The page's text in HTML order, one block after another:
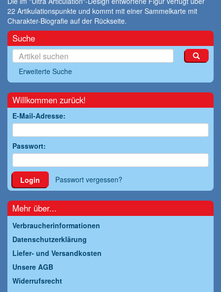
22 Artikulationspunkte und kommt mit einer Sammelkarte mit
Charakter-Biografie auf der Rückseite.
Suche
Erweiterte Suche
Willkommen zurück!
E-Mail-Adresse:
Passwort:
Login Passwort vergessen?
Mehr über...
Verbraucherinformationen
Datenschutzerklärung
Liefer- und Versandkosten
Unsere AGB
Widerrufsrecht